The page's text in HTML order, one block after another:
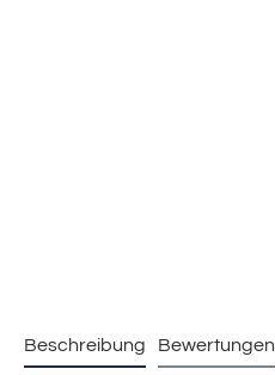
Beschreibung Bewertungen